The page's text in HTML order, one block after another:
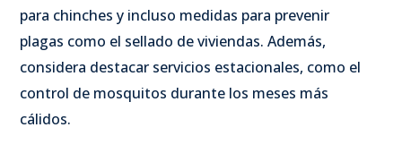
para chinches y incluso medidas para prevenir
plagas como el sellado de viviendas. Además,
considera destacar servicios estacionales, como el
control de mosquitos durante los meses más
cálidos.